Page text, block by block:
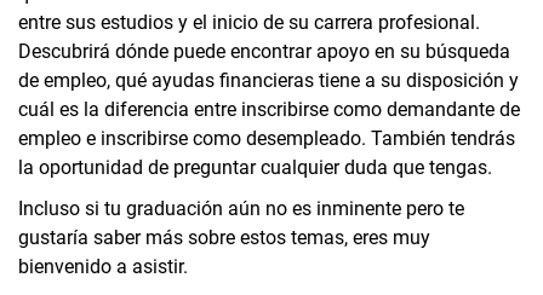
entre sus estudios y el inicio de su carrera profesional.
Descubrirá dónde puede encontrar apoyo en su búsqueda
de empleo, qué ayudas financieras tiene a su disposición y
cuál es la diferencia entre inscribirse como demandante de
empleo e inscribirse como desempleado. También tendrás
la oportunidad de preguntar cualquier duda que tengas.
Incluso si tu graduación aún no es inminente pero te
gustaría saber más sobre estos temas, eres muy
bienvenido a asistir.